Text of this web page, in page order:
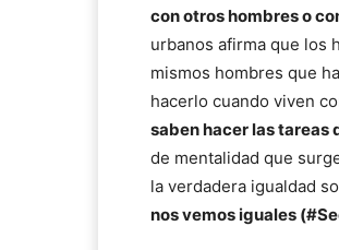
con otros hombres o
urbanos afirma que los
mismos hombres que
hacerlo cuando viven
saben hacer las tareas
de mentalidad que
la verdadera igualdad
nos vemos iguales